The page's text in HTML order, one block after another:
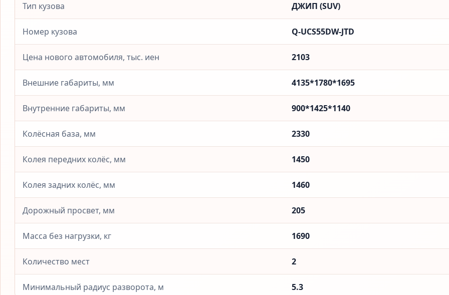
Тип кузова ДЖИП (SUV)
Номер кузова Q-UCS55DW-JTD
Цена нового автомобиля, тыс. иен 2103
Внешние габариты, мм 4135*1780*1695
Внутренние габариты, мм 900*1425*1140
Колёсная база, мм 2330
Колея передних колёс, мм 1450
Колея задних колёс, мм 1460
Дорожный просвет, мм 205
Масса без нагрузки, кг 1690
Количество мест 2
Минимальный радиус разворота, м 5.3